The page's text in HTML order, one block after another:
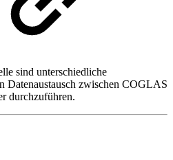
sind unterschiedliche
Datenaustausch zwischen COGLAS
durchzuführen.